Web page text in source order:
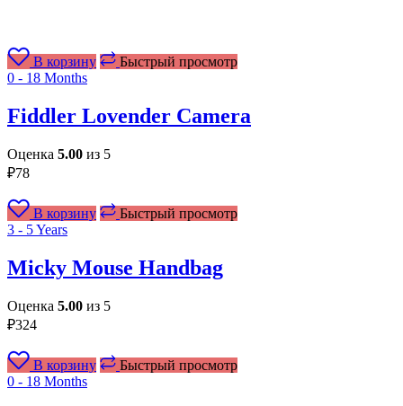
В корзину
Быстрый просмотр
0 - 18 Months
Fiddler Lovender Camera
Оценка 5.00 из 5
₽78
В корзину
Быстрый просмотр
3 - 5 Years
Micky Mouse Handbag
Оценка 5.00 из 5
₽324
В корзину
Быстрый просмотр
0 - 18 Months